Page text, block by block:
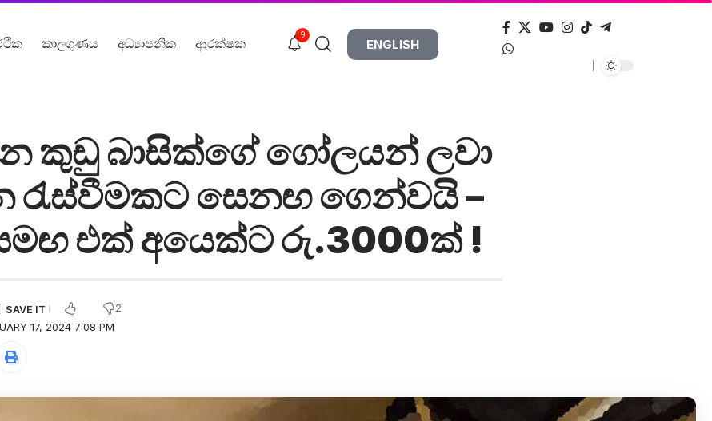
කාලගුණය අධ්‍යාපනික ආරක්ෂක
9
ENGLISH
කුඩු බාසික්ගේ ගෝලයන් ලවා
රැස්වීමකට සෙනඟ ගෙන්වයි –
එක් අයෙක්ට රු.3000ක් !
17, 2024 7:08 PM
2